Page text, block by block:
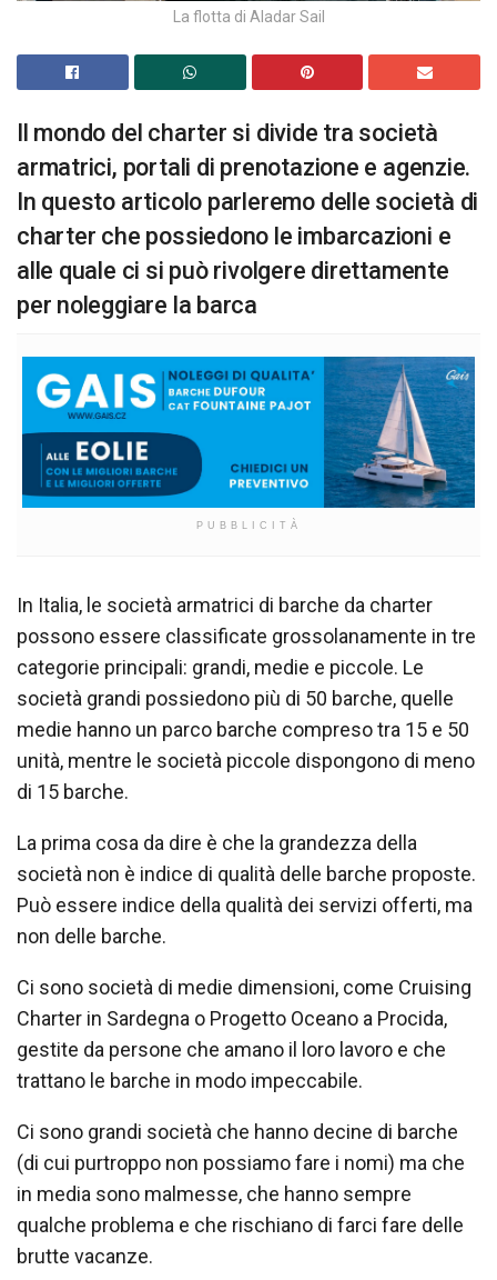
La flotta di Aladar Sail
Il mondo del charter si divide tra società
armatrici, portali di prenotazione e agenzie.
In questo articolo parleremo delle società di
charter che possiedono le imbarcazioni e
alle quale ci si può rivolgere direttamente
per noleggiare la barca
PUBBLICITÀ
In Italia, le società armatrici di barche da charter
possono essere classificate grossolanamente in tre
categorie principali: grandi, medie e piccole. Le
società grandi possiedono più di 50 barche, quelle
medie hanno un parco barche compreso tra 15 e 50
unità, mentre le società piccole dispongono di meno
di 15 barche.
La prima cosa da dire è che la grandezza della
società non è indice di qualità delle barche proposte.
Può essere indice della qualità dei servizi offerti, ma
non delle barche.
Ci sono società di medie dimensioni, come Cruising
Charter in Sardegna o Progetto Oceano a Procida,
gestite da persone che amano il loro lavoro e che
trattano le barche in modo impeccabile.
Ci sono grandi società che hanno decine di barche
(di cui purtroppo non possiamo fare i nomi) ma che
in media sono malmesse, che hanno sempre
qualche problema e che rischiano di farci fare delle
brutte vacanze.